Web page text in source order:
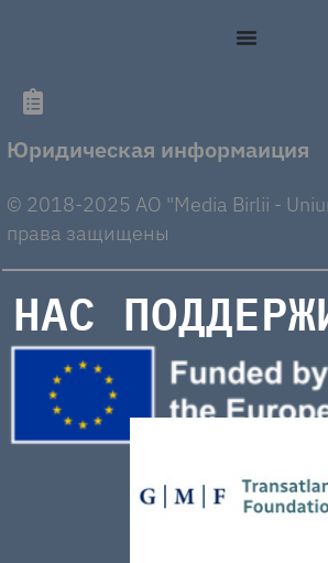
Юридическая информаиция
© 2018-2025 AO "Media Birlii -
права защищены
НАС